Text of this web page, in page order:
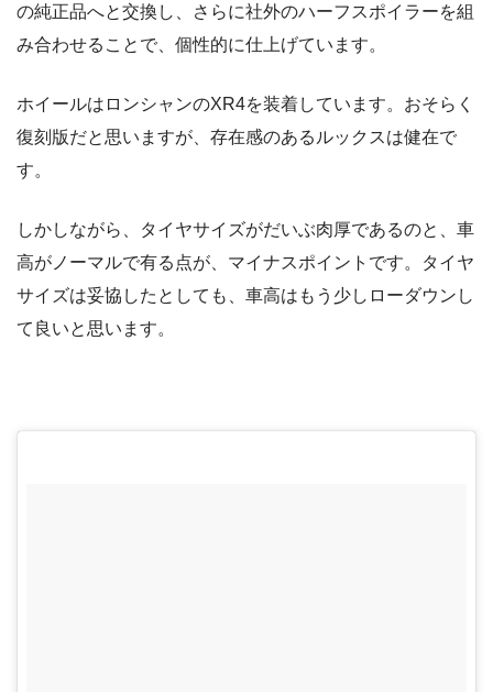
の純正品へと交換し、さらに社外のハーフスポイラーを組
み合わせることで、個性的に仕上げています。
ホイールはロンシャンのXR4を装着しています。おそらく
復刻版だと思いますが、存在感のあるルックスは健在で
す。
しかしながら、タイヤサイズがだいぶ肉厚であるのと、車
高がノーマルで有る点が、マイナスポイントです。タイヤ
サイズは妥協したとしても、車高はもう少しローダウンし
て良いと思います。